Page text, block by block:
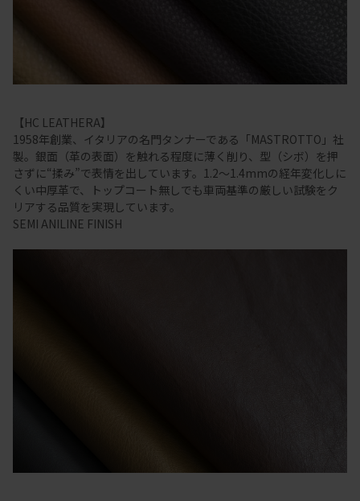
【HC LEATHERA】
1958年創業、イタリアの名門タンナーである「MASTROTTO」社
製。銀面（革の表面）を触れる程度に薄く削り、型（シボ）を押
さずに“揉み”で表情を出しています。1.2～1.4mmの経年変化しに
くい中厚革で、トップコート無しでも車両基準の厳しい試験をク
リアする品質を実現しています。
SEMI ANILINE FINISH